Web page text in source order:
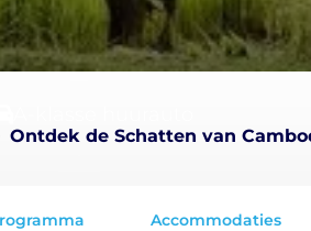
Ontdek de Schatten van
Accommodaties